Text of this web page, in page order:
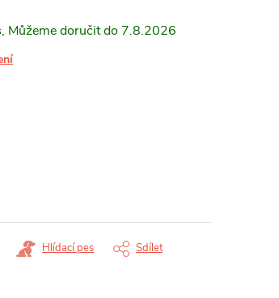
7.8.2026
Hlídací pes Sdílet